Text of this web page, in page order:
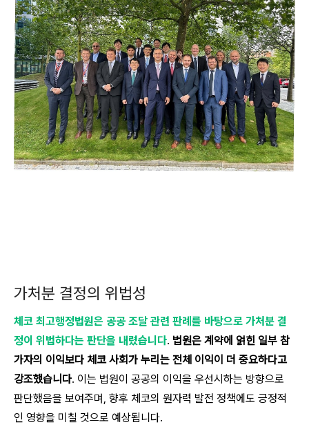
가처분 결정의 위법성
체코 최고행정법원은 공공 조달 관련 판례를 바탕으로 가처분 결
정이 위법하다는 판단을 내렸습니다. 법원은 계약에 얽힌 일부 참
가자의 이익보다 체코 사회가 누리는 전체 이익이 더 중요하다고
강조했습니다. 이는 법원이 공공의 이익을 우선시하는 방향으로
판단했음을 보여주며, 향후 체코의 원자력 발전 정책에도 긍정적
인 영향을 미칠 것으로 예상됩니다.